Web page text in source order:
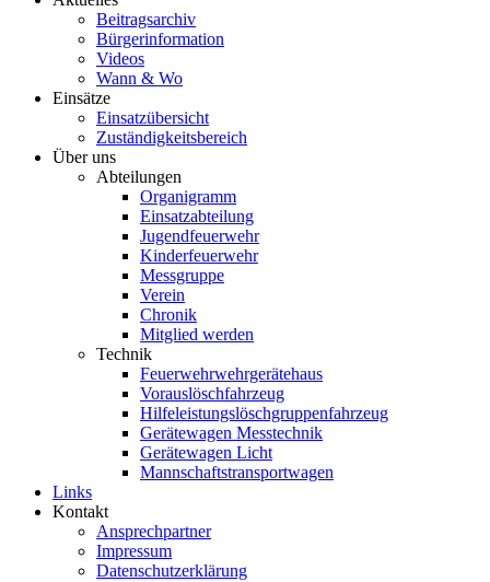
Beitragsarchiv
Bürgerinformation
Videos
Wann & Wo
Einsätze
Einsatzübersicht
Zuständigkeitsbereich
Über uns
Abteilungen
Organigramm
Einsatzabteilung
Jugendfeuerwehr
Kinderfeuerwehr
Messgruppe
Verein
Chronik
Mitglied werden
Technik
Feuerwehrwehrgerätehaus
Vorauslöschfahrzeug
Hilfeleistungslöschgruppenfahrzeug
Gerätewagen Messtechnik
Gerätewagen Licht
Mannschaftstransportwagen
Links
Kontakt
Ansprechpartner
Impressum
Datenschutzerklärung